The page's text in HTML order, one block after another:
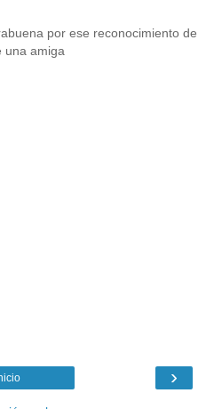
por ese reconocimiento de
una amiga
›